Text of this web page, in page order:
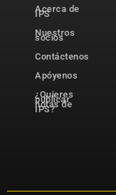
Acerca de
IPS
Nuestros
socios
Contáctenos
Apóyenos
¿Quieres
publicar
notas de
IPS?